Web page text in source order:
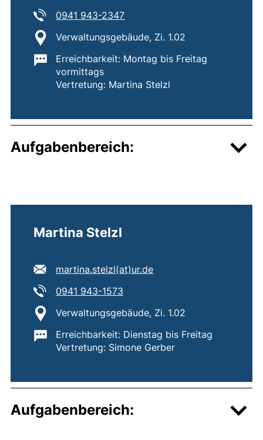
Tel:
0941 943-2347
Standort:
Verwaltungsgebäude, Zi. 1.02
Wichtige Informationen:
Erreichbarkeit: Montag bis Freitag
vormittags
Vertretung: Martina Stelzl
Aufgabenbereich:
Martina Stelzl
E-Mail Adresse:
martina.stelzl​(at)​ur.de
Tel:
0941 943-1573
Standort:
Verwaltungsgebäude, Zi. 1.02
Wichtige Informationen:
Erreichbarkeit: Dienstag bis Freitag
Vertretung: Simone Gerber
Aufgabenbereich: